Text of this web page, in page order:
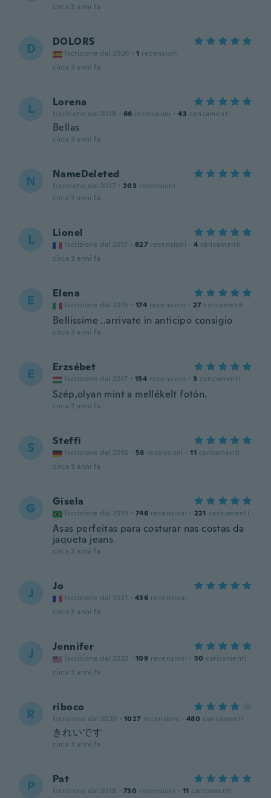
circa 3 anni fa
D DOLORS
Iscrizione dal 2020 · 1 recensioni
circa 3 anni fa
L Lorena
Iscrizione dal 2018 · 66 recensioni · 43 caricamenti
Bellas
circa 3 anni fa
N NameDeleted
Iscrizione dal 2017 · 203 recensioni
circa 3 anni fa
L Lionel
Iscrizione dal 2017 · 827 recensioni · 4 caricamenti
circa 3 anni fa
E Elena
Iscrizione dal 2015 · 174 recensioni · 27 caricamenti
Bellissime ..arrivate in anticipo consigio
circa 3 anni fa
E Erzsébet
Iscrizione dal 2017 · 154 recensioni · 3 caricamenti
Szép,olyan mint a mellékelt fotón.
circa 3 anni fa
S Steffi
Iscrizione dal 2016 · 56 recensioni · 11 caricamenti
circa 3 anni fa
G Gisela
Iscrizione dal 2019 · 746 recensioni · 221 caricamenti
Asas perfeitas para costurar nas costas da
jaqueta jeans
circa 3 anni fa
J Jo
Iscrizione dal 2021 · 436 recensioni
circa 3 anni fa
J Jennifer
Iscrizione dal 2022 · 109 recensioni · 50 caricamenti
circa 3 anni fa
R riboco
Iscrizione dal 2020 · 1027 recensioni · 480 caricamenti
きれいです
circa 3 anni fa
P Pat
Iscrizione dal 2018 · 730 recensioni · 11 caricamenti